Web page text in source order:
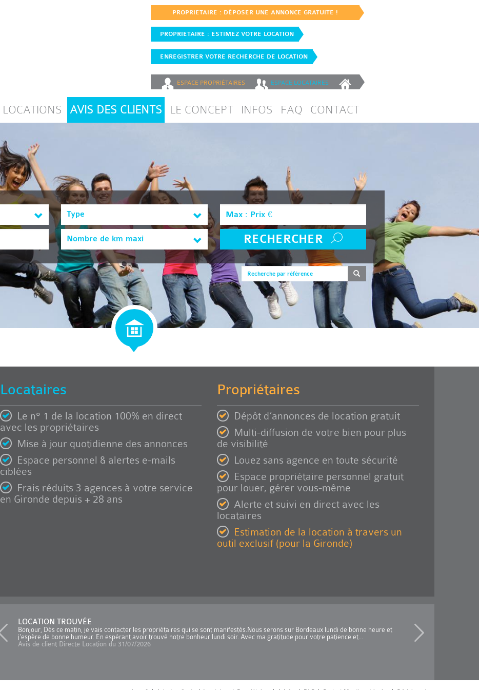
PROPRIETAIRE : DÉPOSER UNE ANNONCE GRATUITE !
PROPRIETAIRE : ESTIMEZ VOTRE LOCATION
ENREGISTRER VOTRE RECHERCHE DE LOCATION
ESPACE PROPRIÉTAIRES ESPACE LOCATAIRES
LOCATIONS AVIS DES CLIENTS LE CONCEPT INFOS FAQ CONTACT
Type
Nombre de km maxi RECHERCHER
Locataires
Le n° 1 de la location 100% en direct
avec les propriétaires
Mise à jour quotidienne des annonces
Espace personnel & alertes e-mails
ciblées
Frais réduits 3 agences à votre service
en Gironde depuis + 28 ans
Propriétaires
Dépôt d’annonces de location gratuit
Multi-diffusion de votre bien pour plus
de visibilité
Louez sans agence en toute sécurité
Espace propriétaire personnel gratuit
pour louer, gérer vous-même
Alerte et suivi en direct avec les
locataires
Estimation de la location à travers un
outil exclusif (pour la Gironde)
LOCATION TROUVÉE
Bonjour, Dès ce matin, je vais contacter les propriétaires qui se sont manifestés.Nous serons sur Bordeaux lundi de bonne heure et
j'espère de bonne humeur. En espérant avoir trouvé notre bonheur lundi soir. Avec ma gratitude pour votre patience et...
Avis de client Directe Location du 31/07/2026